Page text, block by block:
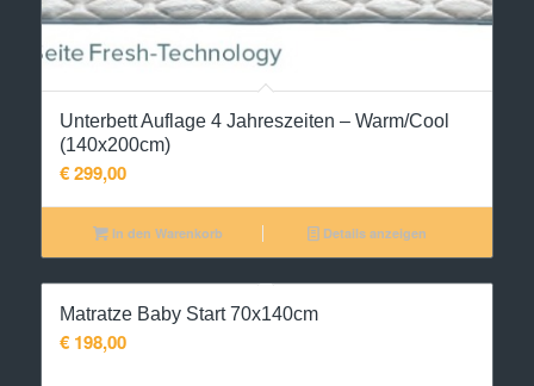
Unterbett Auflage 4 Jahreszeiten – Warm/Cool
(140x200cm)
€299,00
In den Warenkorb Details anzeigen
Matratze Baby Start 70x140cm
€198,00